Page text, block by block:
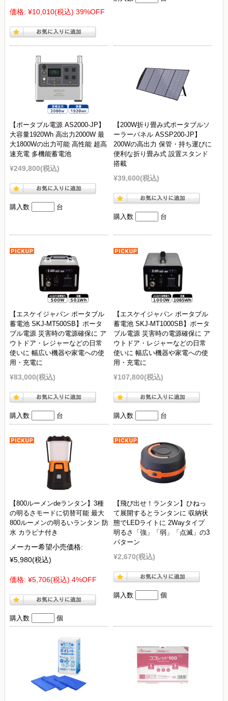
価格: ¥10,010(税込) 39%OFF
【ポータブル電源 AS2000-JP】
大容量1920Wh 高出力2000W 最
大1800Wの出力可能 高性能 超高
速充電 多機能蓄電池
¥249,800(税込)
購入数 台
【200W折り畳み式ポータブルソ
ーラーパネル ASSP200-JP】
200Wの高出力 保管・持ち運びに
便利な折り畳み式 設置スタンド
搭載
¥39,600(税込)
購入数 台
【エスケイジャパン ポータブル
蓄電池 SKJ-MT500SB】ポータ
ブル電源 災害時の電源確保に ア
ウトドア・レジャーなどの日常
使いに 幅広い機器や家電への使
用・充電に
¥83,000(税込)
購入数 台
【エスケイジャパン ポータブル
蓄電池 SKJ-MT1000SB】ポータ
ブル電源 災害時の電源確保に ア
ウトドア・レジャーなどの日常
使いに 幅広い機器や家電への使
用・充電に
¥107,800(税込)
購入数 台
【800ルーメンdeランタン】3種
の明るさモードに切替可能 最大
800ルーメンの明るいランタン 防
水 カラビナ付き
メーカー希望小売価格:
¥5,980(税込)
価格: ¥5,706(税込) 4%OFF
購入数 個
【飛び出せ！ランタン】ひねっ
て展開するとランタンに 収納状
態でLEDライトに 2Wayタイプ
明るさ「強」「弱」「点滅」の3
パターン
¥2,670(税込)
購入数 個